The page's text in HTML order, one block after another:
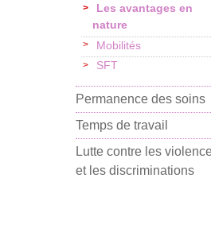
Les avantages en
nature
Mobilités
SFT
Permanence des soins
Temps de travail
Lutte contre les
et les discriminations